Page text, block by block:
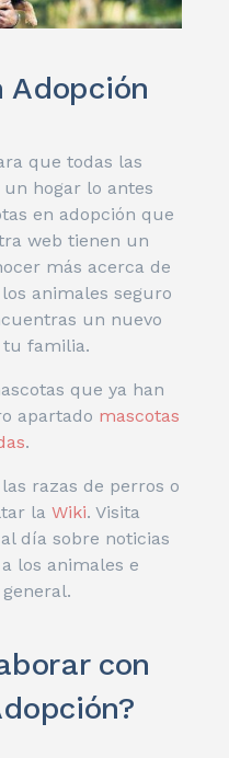
Adopción
que todas las
hogar lo antes
en adopción que
web tienen un
más acerca de
animales seguro
un nuevo
familia.
que ya han
apartado mascotas
.
razas de perros o
laWiki. Visita
día sobre noticias
los animales e
con